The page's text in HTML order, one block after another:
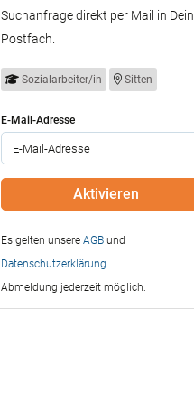
Suchanfrage direkt per Mail in Dein
Postfach.
Sozialarbeiter/in Sitten
E-Mail-Adresse
Es gelten unsere AGB und
Datenschutzerklärung.
Abmeldung jederzeit möglich.